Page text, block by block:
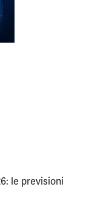
le previsioni